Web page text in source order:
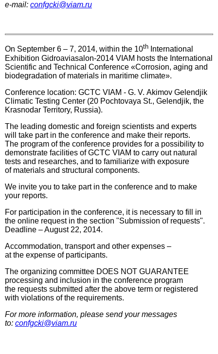
e-mail: confgcki@viam.ru
On September 6 – 7, 2014, within the 10th International
Exhibition Gidroaviasalon-2014 VIAM hosts the International
Scientific and Technical Conference «Corrosion, aging and
biodegradation of materials in maritime climate».
Conference location: GCTC VIAM - G. V. Akimov Gelendjik
Climatic Testing Center (20 Pochtovaya St., Gelendjik, the
Krasnodar Territory, Russia).
The leading domestic and foreign scientists and experts
will take part in the conference and make their reports.
The program of the conference provides for a possibility to
demonstrate facilities of GCTC VIAM to carry out natural
tests and researches, and to familiarize with exposure
of materials and structural components.
We invite you to take part in the conference and to make
your reports.
For participation in the conference, it is necessary to fill in
the online request in the section "Submission of requests".
Deadline – August 22, 2014.
Accommodation, transport and other expenses –
at the expense of participants.
The organizing committee DOES NOT GUARANTEE
processing and inclusion in the conference program
the requests submitted after the above term or registered
with violations of the requirements.
For more information, please send your messages
to: confgcki@viam.ru